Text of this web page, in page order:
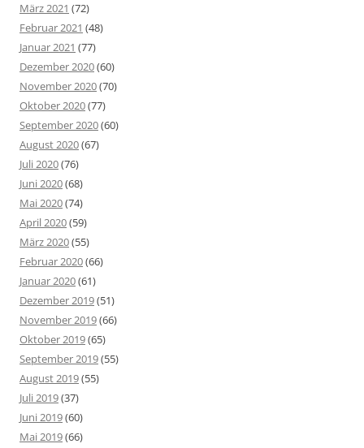
März 2021 (72)
Februar 2021 (48)
Januar 2021 (77)
Dezember 2020(60)
November 2020(70)
Oktober 2020(77)
September 2020(60)
August 2020(67)
Juli 2020(76)
Juni 2020(68)
Mai 2020(74)
April 2020(59)
März 2020(55)
Februar 2020(66)
Januar 2020(61)
Dezember 2019(51)
November 2019(66)
Oktober 2019(65)
September 2019(55)
August 2019(55)
Juli 2019(37)
Juni 2019(60)
Mai 2019(66)